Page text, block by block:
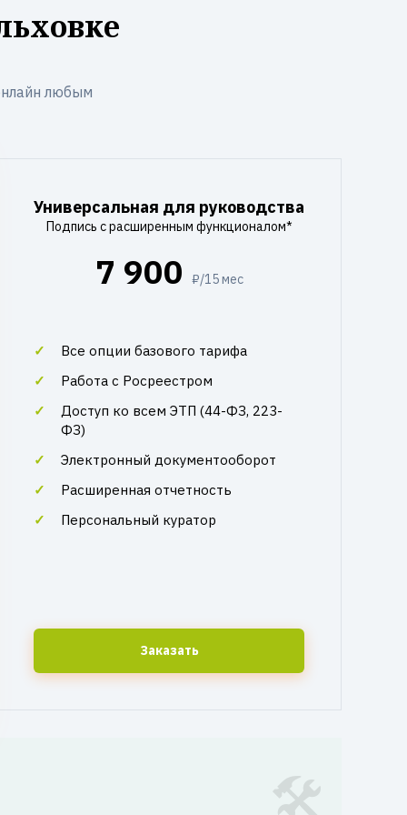
любым
Универсальная для руководства
Подпись с расширенным функционалом*
7 900 ₽/15 мес
Все опции базового тарифа
Работа с Росреестром
Доступ ко всем ЭТП (44-ФЗ, 223-
ФЗ)
Электронный документооборот
Расширенная отчетность
Персональный куратор
Заказать